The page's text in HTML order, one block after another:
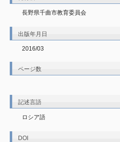
長野県千曲市教育委員会
出版年月日
2016/03
ページ数
記述言語
ロシア語
DOI